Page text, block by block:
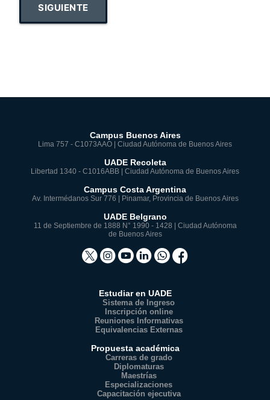
SIGUIENTE
Campus Buenos Aires
Lima 757 - C1073AAO | Ciudad Autónoma de Buenos Aires
UADE Recoleta
Libertad 1340 - C1016ABB | Ciudad Autónoma de Buenos Aires
Campus Costa Argentina
Av. Intermédanos Sur 776 | Pinamar, Provincia de Buenos Aires
UADE Belgrano
11 de Septiembre de 1888 N° 1990 - 1428 | Ciudad Autónoma
de Buenos Aires
Estudiar en UADE
Sistema de Ingreso
Inscripción online
Reuniones Informativas
Equivalencias Externas
Propuesta académica
Carreras de grado
Diplomaturas
Maestrías
Especializaciones
Capacitación ejecutiva